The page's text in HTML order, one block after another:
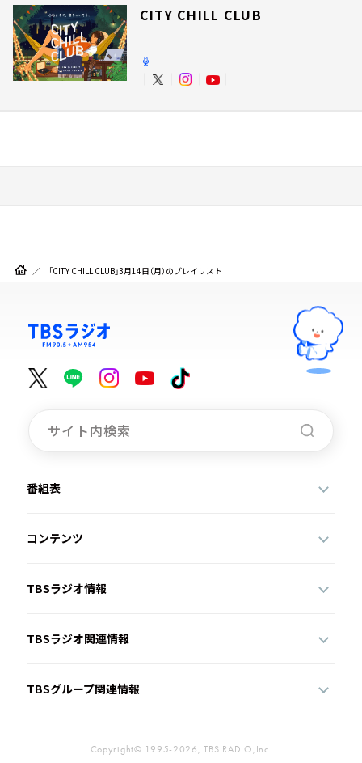
CITY CHILL CLUB
「CITY CHILL CLUB」3月14日（月）のプレイリスト
番組表
コンテンツ
TBSラジオ情報
TBSラジオ関連情報
TBSグループ関連情報
Copyright© 1995-2026, TBS RADIO,Inc.